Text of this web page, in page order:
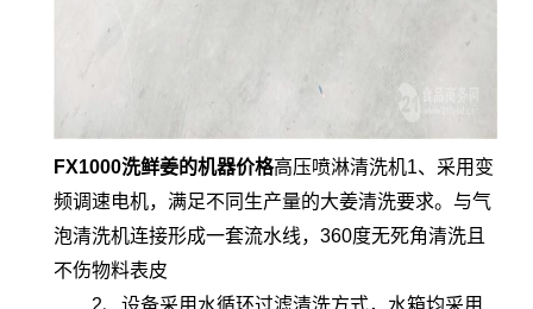
FX1000洗鲜姜的机器价格高压喷淋清洗机1、采用变
频调速电机，满足不同生产量的大姜清洗要求。与气
泡清洗机连接形成一套流水线，360度无死角清洗且
不伤物料表皮